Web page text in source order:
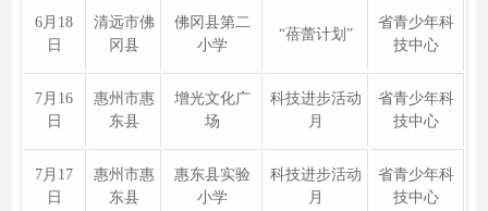
6月18
日
清远市佛
冈县
佛冈县第二
小学
“蓓蕾计划”
省青少年科
技中心
7月16
日
惠州市惠
东县
增光文化广
场
科技进步活动
月
省青少年科
技中心
7月17
日
惠州市惠
东县
惠东县实验
小学
科技进步活动
月
省青少年科
技中心